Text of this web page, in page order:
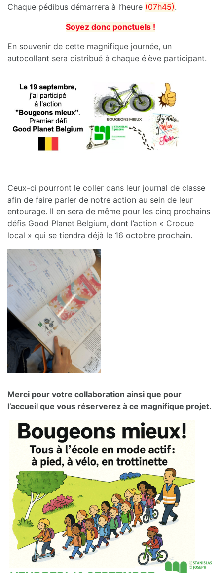
Chaque pédibus démarrera à l’heure (07h45).
Soyez donc ponctuels !
En souvenir de cette magnifique journée, un
autocollant sera distribué à chaque élève participant.
Ceux-ci pourront le coller dans leur journal de classe
afin de faire parler de notre action au sein de leur
entourage. Il en sera de même pour les cinq prochains
défis Good Planet Belgium, dont l’action « Croque
local » qui se tiendra déjà le 16 octobre prochain.
Merci pour votre collaboration ainsi que pour
l’accueil que vous réserverez à ce magnifique projet.